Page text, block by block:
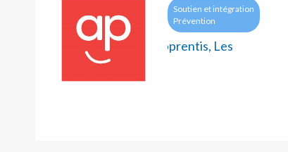
Soutien et intégration
Prévention
Apprentis, Les